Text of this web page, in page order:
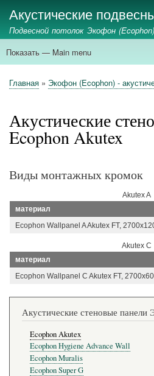
к
Акустические
Подвесной потолок Экофон
Main
Показать — Main menu
главная
ecophon
rockfon
стеновые панели
акустические экраны
применение
Строка
Главная Экофон (Ecophon) -
Акустические
Ecophon Akutex
Виды монтажных кромок
Akutex A
материал
Ecophon Wallpanel A Akutex FT,
Akutex C
материал
Ecophon Wallpanel C Akutex FT,
Акустические стеновые панели
Ecophon Akutex
Ecophon Hygiene Advance Wall
Ecophon Muralis
Ecophon Super G